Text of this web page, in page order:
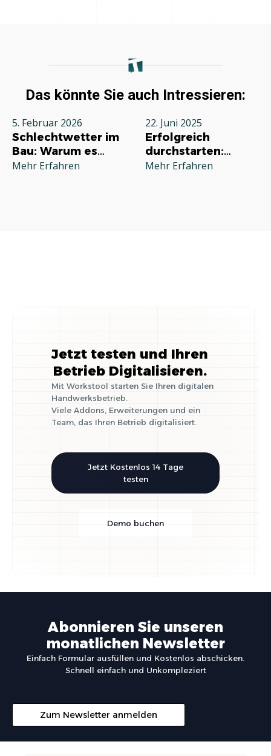
Das könnte Sie auch Intressieren:
5. Februar 2026
Schlechtwetter im
Bau: Warum es
jeden Betrieb
Mehr Erfahren
22. Juni 2025
Erfolgreich
durchstarten:
Deine
Mehr Erfahren
Jetzt testen und Ihren
Betrieb Digitalisieren.
Mit Workstool starten Sie Ihren digitalen
Handwerksbetrieb.
Viele Addons, Erweiterungen und ein
Team, das Ihren Betrieb digitalisiert.
Jetzt Kostenlos 14 Tage
testen
Demo buchen
Abonnieren Sie unseren
monatlichen Newsletter
Einfach Formular ausfüllen und Kostenlos abschicken.
Schnell einfach und Unkompleziert
Zum Newsletter anmelden